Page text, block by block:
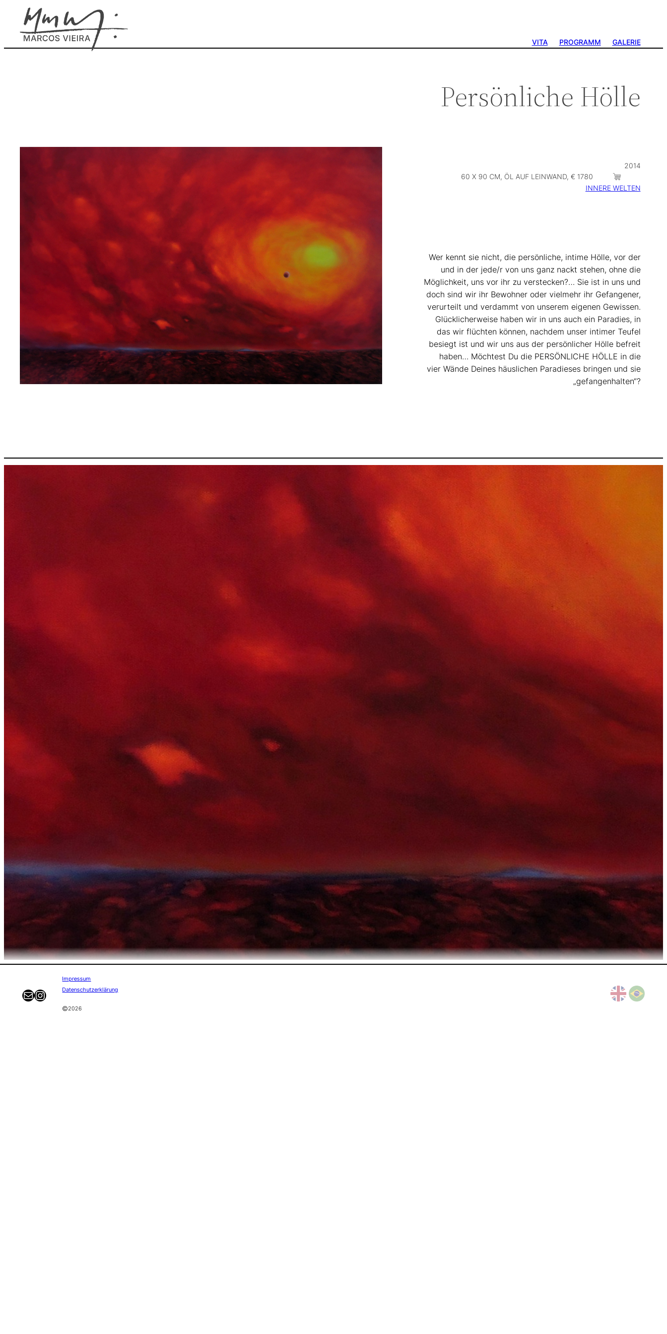
VITA PROGRAMM GALERIE
Persönliche Hölle
2014
60 X 90 CM, ÖL AUF LEINWAND, € 1780
INNERE WELTEN
Wer kennt sie nicht, die persönliche, intime Hölle, vor der
und in der jede/r von uns ganz nackt stehen, ohne die
Möglichkeit, uns vor ihr zu verstecken?… Sie ist in uns und
doch sind wir ihr Bewohner oder vielmehr ihr Gefangener,
verurteilt und verdammt von unserem eigenen Gewissen.
Glücklicherweise haben wir in uns auch ein Paradies, in
das wir flüchten können, nachdem unser intimer Teufel
besiegt ist und wir uns aus der persönlicher Hölle befreit
haben… Möchtest Du die PERSÖNLICHE HÖLLE in die
vier Wände Deines häuslichen Paradieses bringen und sie
„gefangenhalten“?
E-MailInstagram
Impressum
Datenschutzerklärung
©2026